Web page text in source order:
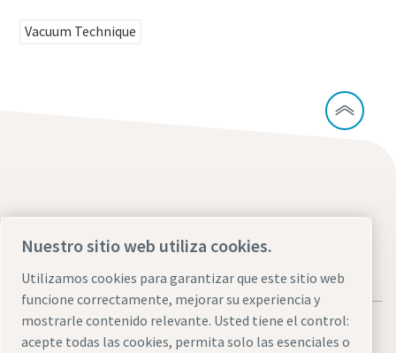
Vacuum Technique
Nuestro sitio web utiliza cookies.
Utilizamos cookies para garantizar que este sitio web
funcione correctamente, mejorar su experiencia y
mostrarle contenido relevante. Usted tiene el control:
acepte todas las cookies, permita solo las esenciales o